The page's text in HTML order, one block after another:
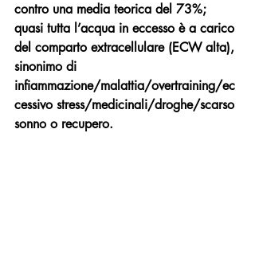
contro una media teorica del 73%;
quasi tutta l’acqua in eccesso è a carico
del comparto extracellulare (ECW alta),
sinonimo di
infiammazione/malattia/overtraining/ec
cessivo stress/medicinali/droghe/scarso
sonno o recupero.